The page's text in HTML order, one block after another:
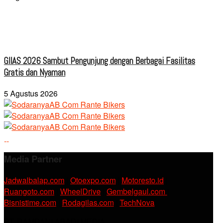
GIIAS 2026 Sambut Pengunjung dengan Berbagai Fasilitas
Gratis dan Nyaman
5 Agustus 2026
Media Partner
Jadwalbalap.com Otoexpo.com Motoresto.id
Ruangoto.com WheelDrive Gembelgaul.com
Bisnistime.com Rodagilas.com TechNova